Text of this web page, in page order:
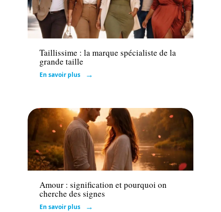
Mode
Taillissime : la marque spécialiste de la
grande taille
En savoir plus
Actu
Amour : signification et pourquoi on
cherche des signes
En savoir plus